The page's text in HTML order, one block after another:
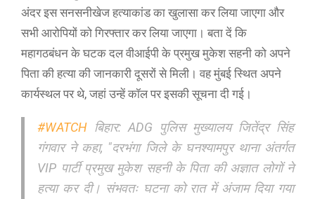
अंदर इस सनसनीखेज हत्याकांड का खुलासा कर लिया जाएगा और
सभी आरोपियों को गिरफ्तार कर लिया जाएगा। बता दें कि
महागठबंधन के घटक दल वीआईपी के प्रमुख मुकेश सहनी को अपने
पिता की हत्या की जानकारी दूसरों से मिली। वह मुंबई स्थित अपने
कार्यस्थल पर थे, जहां उन्हें कॉल पर इसकी सूचना दी गई।
#WATCH बिहार: ADG पुलिस मुख्यालय जितेंद्र सिंह
गंगवार ने कहा, "दरभंगा जिले के घनश्यामपुर थाना अंतर्गत
VIP पार्टी प्रमुख मुकेश सहनी के पिता की अज्ञात लोगों ने
हत्या कर दी। संभवतः घटना को रात में अंजाम दिया गया